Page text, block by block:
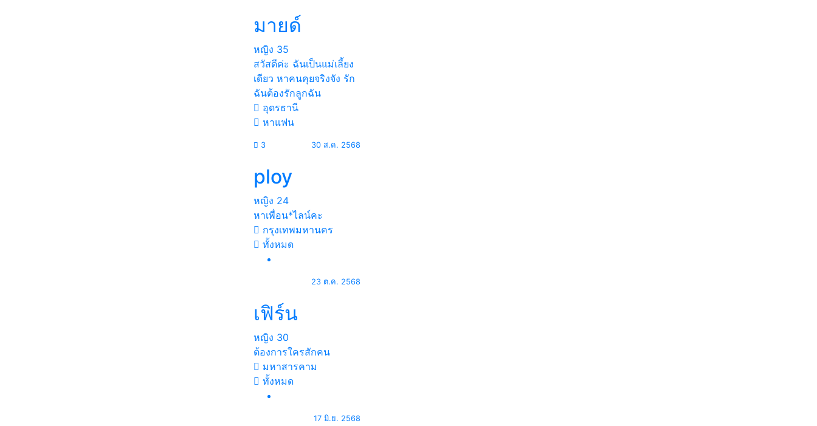
มายด์
หญิง 35
สวัสดีค่ะ ฉันเป็นแม่เลี้ยง
เดียว หาคนคุยจริงจัง รัก
ฉันต้องรักลูกฉัน
อุดรธานี
หาแฟน
3 30 ส.ค. 2568
ploy
หญิง 24
หาเพื่อน*ไลน์คะ
กรุงเทพมหานคร
ทั้งหมด
23 ต.ค. 2568
เฟิร์น
หญิง 30
ต้องการใครสักคน
มหาสารคาม
ทั้งหมด
17 มิ.ย. 2568